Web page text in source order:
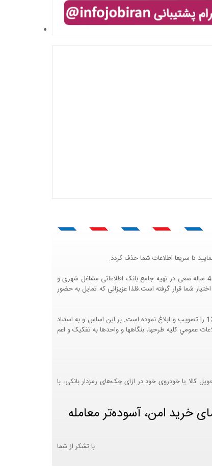
تا سریعا اطلاعات شما حذف گردد.
پرتال مشاغل ایران در جهت رشد فرهنگ بازاریابی و کمک به جامعه بازاریابی و اقتصاد کشور عزیزمان این وب سایت را راه اندازی نموده و با تلاش و کوشش 4 ساله سعی در تهیه جامع بانک اطلاعاتی مشاغل شهری و
شما قرار گرفته است.فلذا عزیزانی که تمایل به حضور
هيئت محترم دولت طي مصوبه شماره 99517/ت49016 ه مورخ 01/09/1393، آيين نامه اجرايي قانون انتشار و دسترسي آزاد به اطلاعات مصوب سال 1388 را تصويب و ابلاغ نموده است. بر اين اساس و به استناد
برنامه وزارت متبوع مبني بر اينکه اطلاعات عمومي کليه طرحها، بنگاهها و واحدها به تفکيک و اعم
کالا یا خودروی خود در ازای چک‌های رمزدار بانکی، با
خرید امن، آسوده‌تر معامله
با تشکر از شما